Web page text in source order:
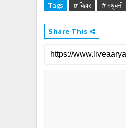
Tags # बिहार # मधुबनी
Share This